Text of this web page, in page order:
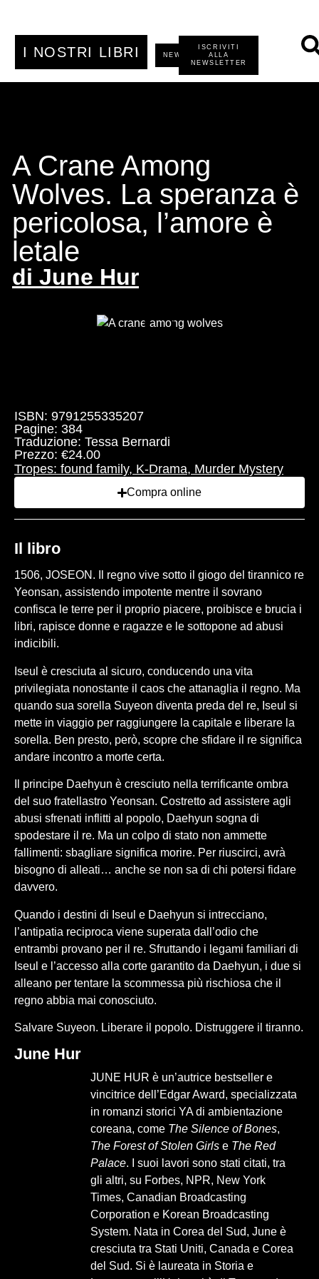
I NOSTRI LIBRI NEWS
ISCRIVITI
ALLA
NEWSLETTER
A Crane Among
Wolves. La speranza è
pericolosa, l’amore è
letale
di June Hur
ISBN: 9791255335207
Pagine: 384
Traduzione: Tessa Bernardi
Prezzo: €24.00
Tropes: found family, K-Drama, Murder Mystery
Compra online
Il libro
1506, JOSEON. Il regno vive sotto il giogo del tirannico re
Yeonsan, assistendo impotente mentre il sovrano
confisca le terre per il proprio piacere, proibisce e brucia i
libri, rapisce donne e ragazze e le sottopone ad abusi
indicibili.
Iseul è cresciuta al sicuro, conducendo una vita
privilegiata nonostante il caos che attanaglia il regno. Ma
quando sua sorella Suyeon diventa preda del re, Iseul si
mette in viaggio per raggiungere la capitale e liberare la
sorella. Ben presto, però, scopre che sfidare il re significa
andare incontro a morte certa.
Il principe Daehyun è cresciuto nella terrificante ombra
del suo fratellastro Yeonsan. Costretto ad assistere agli
abusi sfrenati inflitti al popolo, Daehyun sogna di
spodestare il re. Ma un colpo di stato non ammette
fallimenti: sbagliare significa morire. Per riuscirci, avrà
bisogno di alleati… anche se non sa di chi potersi fidare
davvero.
Quando i destini di Iseul e Daehyun si intrecciano,
l’antipatia reciproca viene superata dall’odio che
entrambi provano per il re. Sfruttando i legami familiari di
Iseul e l’accesso alla corte garantito da Daehyun, i due si
alleano per tentare la scommessa più rischiosa che il
regno abbia mai conosciuto.
Salvare Suyeon. Liberare il popolo. Distruggere il tiranno.
June Hur
JUNE HUR è un’autrice bestseller e
vincitrice dell’Edgar Award, specializzata
in romanzi storici YA di ambientazione
coreana, come The Silence of Bones,
The Forest of Stolen Girls e The Red
Palace. I suoi lavori sono stati citati, tra
gli altri, su Forbes, NPR, New York
Times, Canadian Broadcasting
Corporation e Korean Broadcasting
System. Nata in Corea del Sud, June è
cresciuta tra Stati Uniti, Canada e Corea
del Sud. Si è laureata in Storia e